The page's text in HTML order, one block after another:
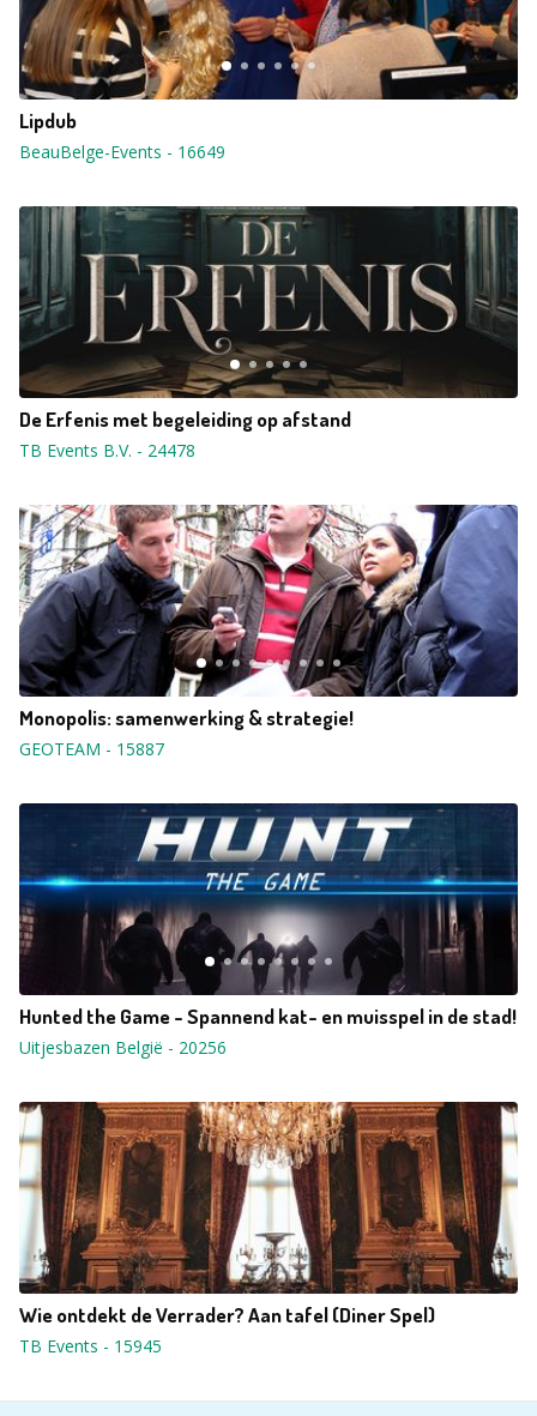
Lipdub
BeauBelge-Events - 16649
De Erfenis met begeleiding op afstand
TB Events B.V. - 24478
Monopolis: samenwerking & strategie!
GEOTEAM - 15887
Hunted the Game - Spannend kat- en muisspel in de stad!
Uitjesbazen België - 20256
Wie ontdekt de Verrader? Aan tafel (Diner Spel)
TB Events - 15945